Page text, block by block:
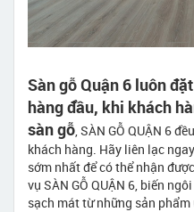
Sàn gỗ Quận 6 luôn
hàng đầu, khi khách
sàn gỗ , SÀN GỖ QUẬN 6
khách hàng. Hãy liên lạc
sớm nhất để có thể nhận
vụ SÀN GỖ QUẬN 6, biến
sạch mát từ những sản phẩm